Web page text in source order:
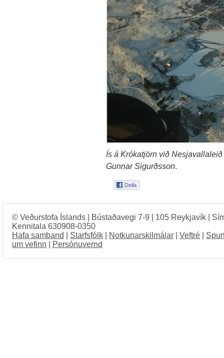
Ís á Krókatjörn við
Gunnar Sigurðsson.
© Veðurstofa Íslands | Bústaðavegi 7-9 | 105 Reykjavík |
Kennitala 630908-0350
Hafa samband
Starfsfólk Notkunarskilmálar Veftré
um vefinn
Persónuvernd